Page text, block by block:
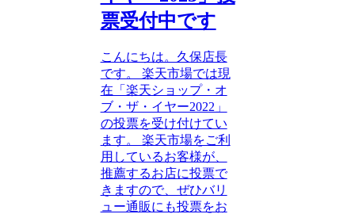
票受付中です
こんにちは。久保店長
です。 楽天市場では現
在「楽天ショップ・オ
ブ・ザ・イヤー2022」
の投票を受け付けてい
ます。 楽天市場をご利
用しているお客様が、
推薦するお店に投票で
きますので、ぜひバリ
ュー通販にも投票をお